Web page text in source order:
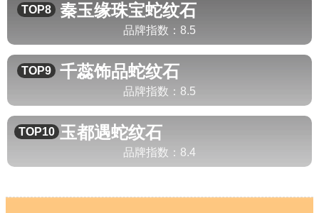
TOP8 秦玉缘珠宝蛇纹石
品牌指数： 8.5
TOP9 千蕊饰品蛇纹石
品牌指数： 8.5
TOP10 玉都遇蛇纹石
品牌指数： 8.4